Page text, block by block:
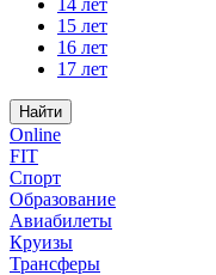
14 лет
15 лет
16 лет
17 лет
Найти
Online
FIT
Спорт
Образование
Авиабилеты
Круизы
Трансферы